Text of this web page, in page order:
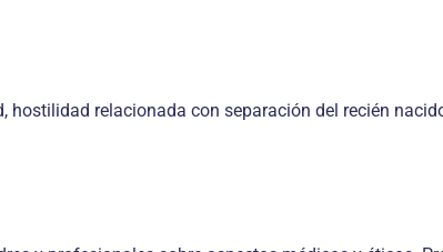
relacionada con sepa­ración del recién